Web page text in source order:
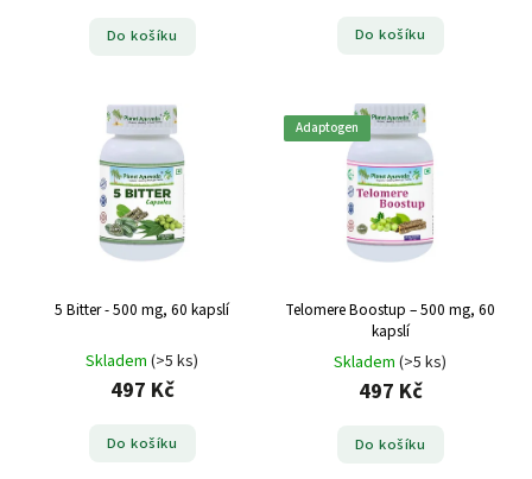
Do košíku Do košíku
5 Bitter - 500 mg, 60 kapslí
Skladem (>5 ks)
497 Kč
Do košíku
Adaptogen
Telomere Boostup – 500 mg, 60
kapslí
Skladem (>5 ks)
497 Kč
Do košíku